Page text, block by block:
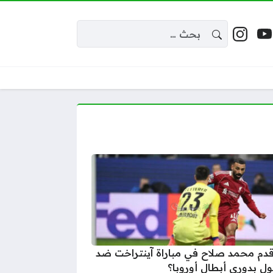
مواقع التواصل
إكس
يوتيوبإنستغرام
قدم محمد صلاح في مباراة آينتراخت ضد
بدوري أبطال أوروبا؟